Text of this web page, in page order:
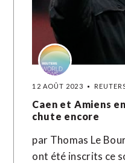
12 AOÛT 2023
Caen et Amiens
chute encore
par Thomas Le
ont été inscrits ce